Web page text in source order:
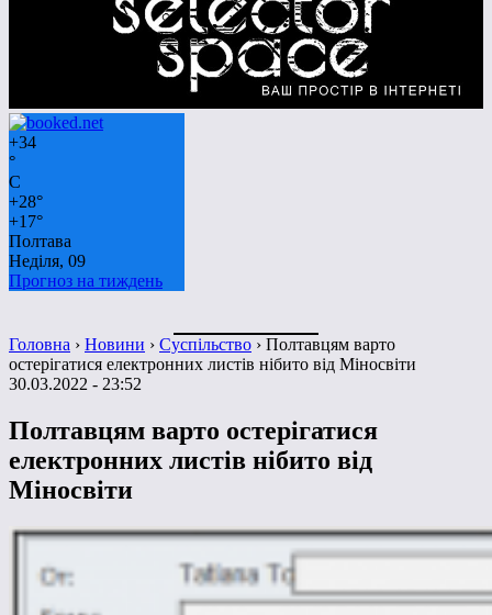
+34
°
C
+28°
+17°
Полтава
Неділя, 09
Прогноз на тиждень
Головна › Новини › Суспільство › Полтавцям варто
остерігатися електронних листів нібито від Міносвіти
30.03.2022 - 23:52
Полтавцям варто остерігатися
електронних листів нібито від
Міносвіти